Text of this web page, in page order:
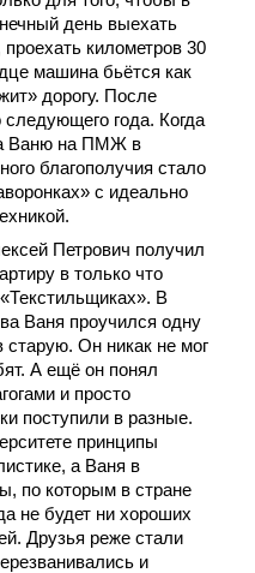
день выехать
километров 30
машина бьётся как
дорогу. После
следующего года. Когда
Ваню на ПМЖ в
благополучия стало
с идеально
Петрович получил
в только что
В
Ваня проучился одну
старую. Он никак не мог
А ещё он понял
и просто
поступили в разные.
принципы
а Ваня в
по которым в стране
не будет ни хороших
Друзья реже стали
и